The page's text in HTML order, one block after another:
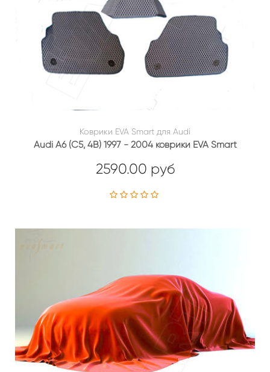
Коврики EVA Smart для Audi
Audi A6 (C5, 4B) 1997 - 2004 коврики EVA Smart
2590.00 руб